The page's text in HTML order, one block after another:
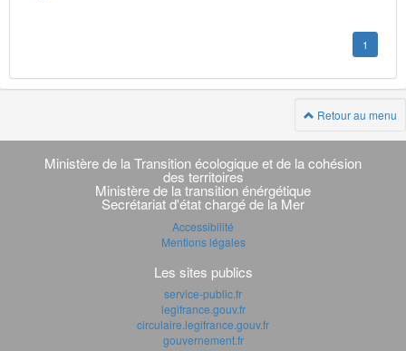
1
Retour au menu
Navigation
transverse
Ministère de la Transition écologique et de la cohésion
des territoires
Ministère de la transition énérgétique
Secrétariat d'état chargé de la Mer
Accessibilité
Mentions légales
Les sites publics
service-public.fr
legifrance.gouv.fr
circulaire.legifrance.gouv.fr
gouvernement.fr